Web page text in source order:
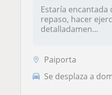
Estaría encantada
repaso, hacer
detalladamen...
Paiporta
Se desplaza a